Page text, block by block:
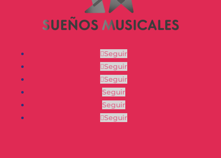
Seguir
Seguir
Seguir
Seguir
Seguir
Seguir